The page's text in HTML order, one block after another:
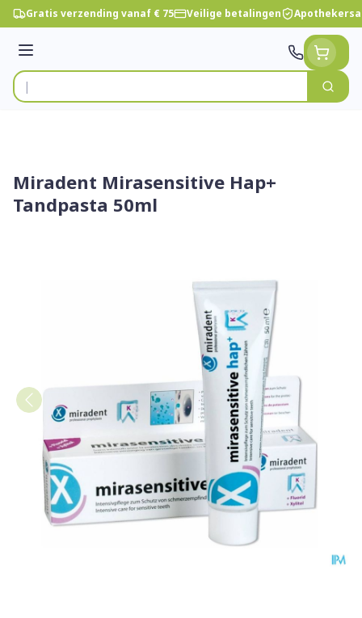
Ga naar de inhoud
Gratis verzending vanaf € 75 Veilige betalingen
Menu
Product, merk, categorie...
Zoek
Miradent Mirasensitive Hap+
Tandpasta 50ml